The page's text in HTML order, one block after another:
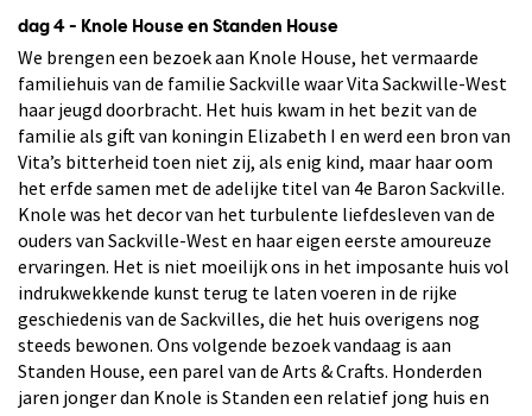
dag 4 - Knole House en Standen House
We brengen een bezoek aan Knole House, het vermaarde
familiehuis van de familie Sackville waar Vita Sackwille-West
haar jeugd doorbracht. Het huis kwam in het bezit van de
familie als gift van koningin Elizabeth I en werd een bron van
Vita’s bitterheid toen niet zij, als enig kind, maar haar oom
het erfde samen met de adelijke titel van 4e Baron Sackville.
Knole was het decor van het turbulente liefdesleven van de
ouders van Sackville-West en haar eigen eerste amoureuze
ervaringen. Het is niet moeilijk ons in het imposante huis vol
indrukwekkende kunst terug te laten voeren in de rijke
geschiedenis van de Sackvilles, die het huis overigens nog
steeds bewonen. Ons volgende bezoek vandaag is aan
Standen House, een parel van de Arts & Crafts. Honderden
jaren jonger dan Knole is Standen een relatief jong huis en